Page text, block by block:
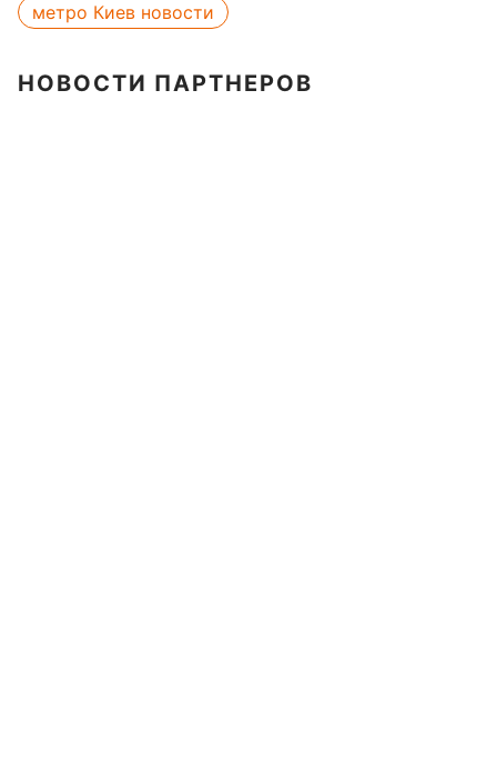
метро Киев новости
НОВОСТИ ПАРТНЕРОВ